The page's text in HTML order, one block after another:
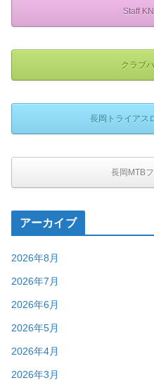
Staff
クラブ
長岡トライアス
長岡MTB
アーカイブ
2026年8月
2026年7月
2026年6月
2026年5月
2026年4月
2026年3月